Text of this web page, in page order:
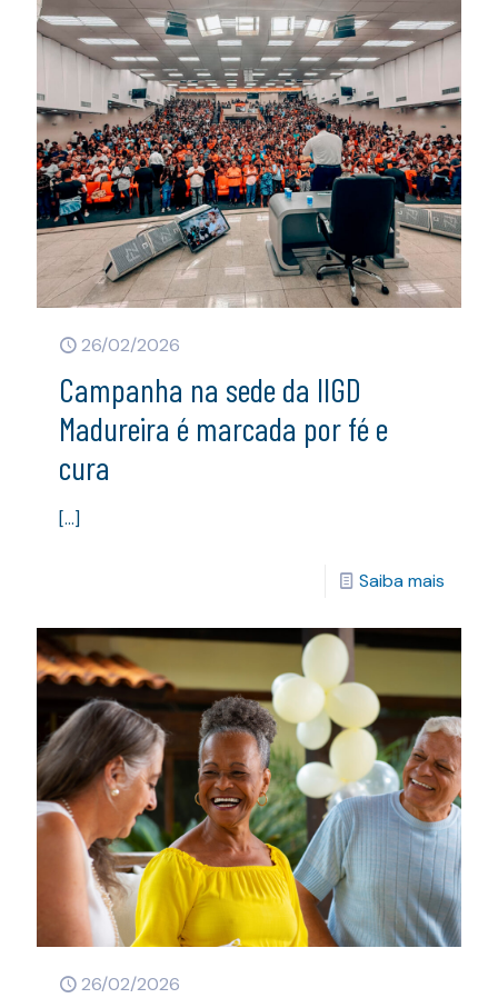
26/02/2026
Campanha na sede da IIGD
Madureira é marcada por fé e
cura
[…]
Saiba mais
26/02/2026